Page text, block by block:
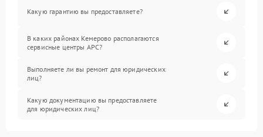
Какую гарантию вы предоставляете?
В каких районах Кемерово располагаются
сервисные центры APC?
Выполняете ли вы ремонт для юридических
лиц?
Какую документацию вы предоставляете
для юридических лиц?